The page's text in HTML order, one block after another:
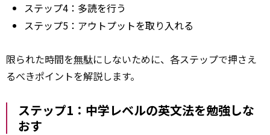
ステップ4：多読を行う
ステップ5：アウトプットを取り入れる
限られた時間を無駄にしないために、各ステップで押さえ
るべきポイントを解説します。
ステップ1：中学レベルの英文法を勉強しな
おす